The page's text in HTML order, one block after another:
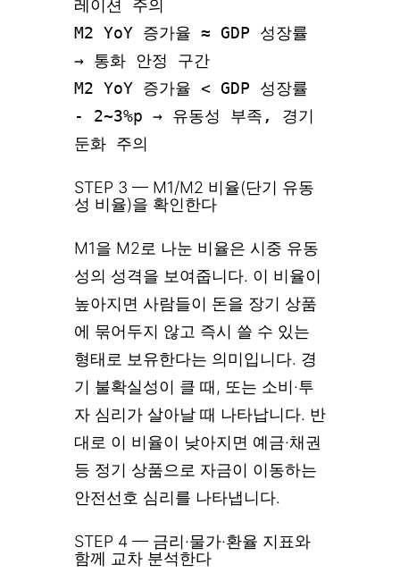
레이션 주의
M2 YoY 증가율 ≈ GDP 성장률
→ 통화 안정 구간
M2 YoY 증가율 < GDP 성장률
- 2~3%p → 유동성 부족, 경기
둔화 주의
STEP 3 — M1/M2 비율(단기 유동
성 비율)을 확인한다
M1을 M2로 나눈 비율은 시중 유동
성의 성격을 보여줍니다. 이 비율이
높아지면 사람들이 돈을 장기 상품
에 묶어두지 않고 즉시 쓸 수 있는
형태로 보유한다는 의미입니다. 경
기 불확실성이 클 때, 또는 소비·투
자 심리가 살아날 때 나타납니다. 반
대로 이 비율이 낮아지면 예금·채권
등 정기 상품으로 자금이 이동하는
안전선호 심리를 나타냅니다.
STEP 4 — 금리·물가·환율 지표와
함께 교차 분석한다